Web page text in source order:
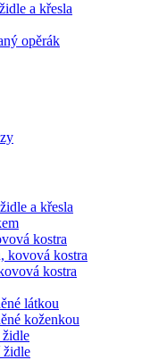
a křesla
opěrák
a křesla
kostra
kovová kostra
kostra
látkou
koženkou
židle
židle